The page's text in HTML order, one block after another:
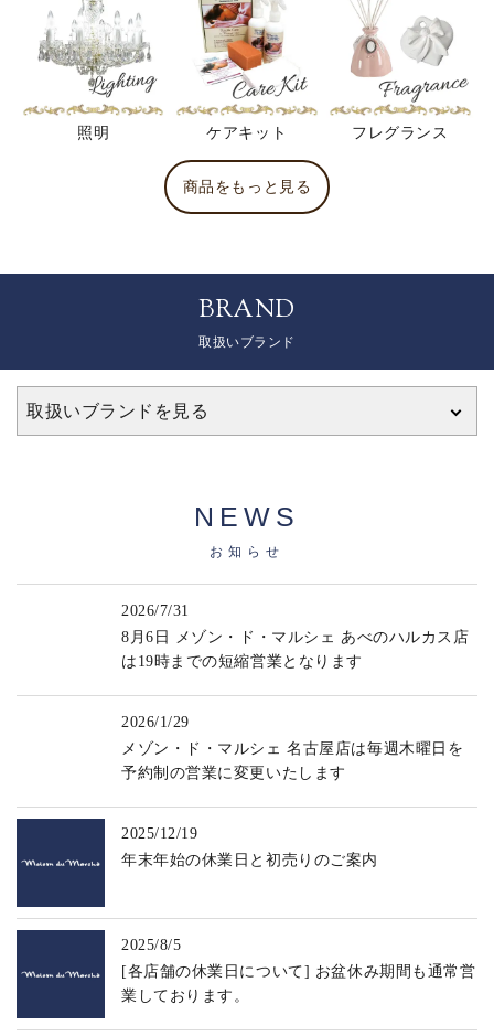
照明 ケアキット フレグランス
商品をもっと見る
BRAND
取扱いブランド
取扱いブランドを見る
NEWS
お知らせ
2026/7/31
8月6日 メゾン・ド・マルシェ あべのハルカス店
は19時までの短縮営業となります
2026/1/29
メゾン・ド・マルシェ 名古屋店は毎週木曜日を
予約制の営業に変更いたします
2025/12/19
年末年始の休業日と初売りのご案内
2025/8/5
[各店舗の休業日について] お盆休み期間も通常営
業しております。